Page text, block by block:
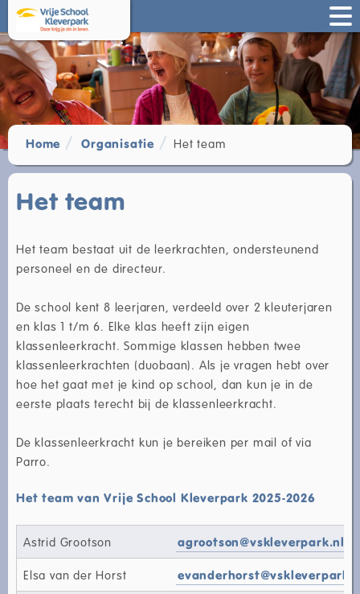
Home Organisatie Het team
Het team
Het team bestaat uit de leerkrachten, ondersteunend
personeel en de directeur.
De school kent 8 leerjaren, verdeeld over 2 kleuterjaren
en klas 1 t/m 6. Elke klas heeft zijn eigen
klassenleerkracht. Sommige klassen hebben twee
klassenleerkrachten (duobaan). Als je vragen hebt over
hoe het gaat met je kind op school, dan kun je in de
eerste plaats terecht bij de klassenleerkracht.
De klassenleerkracht kun je bereiken per mail of via
Parro.
Het team van Vrije School Kleverpark 2025-2026
Astrid Grootson agrootson@vskleverpark.nl
Elsa van der Horst